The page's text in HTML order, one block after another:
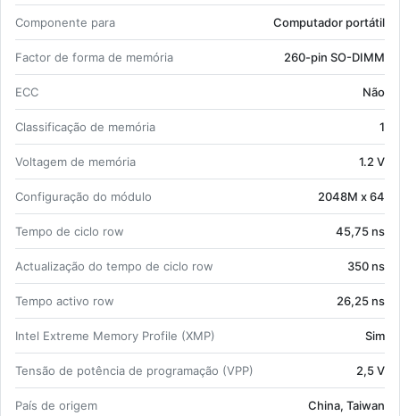
Com­po­nente para Com­pu­tador por­tátil
Factor de forma de me­mória 260-pin SO-DIMM
ECC Não
Clas­si­fi­cação de me­mória 1
Vol­tagem de me­mória 1.2 V
Con­fi­gu­ração do mó­dulo 2048M x 64
Tempo de ciclo row 45,75 ns
Ac­tu­a­li­zação do tempo de ciclo row 350 ns
Tempo ac­tivo row 26,25 ns
Intel Ex­treme Me­mory Pro­file (XMP) Sim
Tensão de po­tência de pro­gra­mação (VPP) 2,5 V
País de origem China, Taiwan